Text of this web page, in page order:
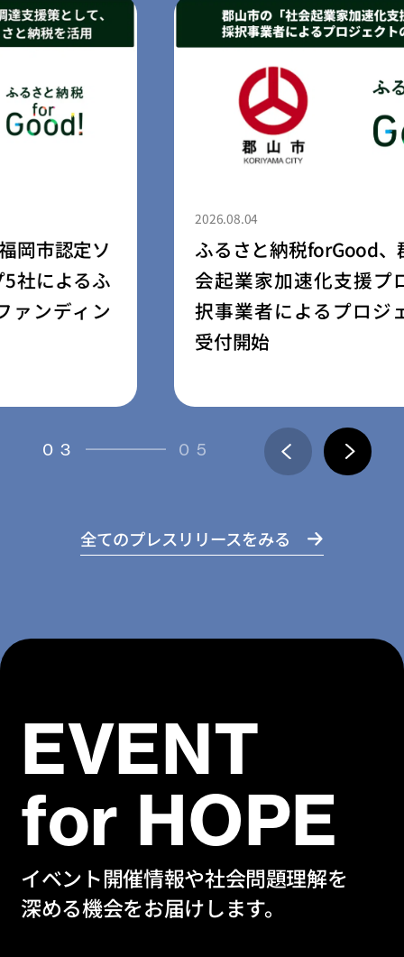
ふるさと納税forGood、郡山市の「社
会起業家加速化支援プログラム」採
択事業者によるプロジェクトの寄附
03 05
全てのプレスリリースをみる
EVENT
for HOPE
イベント開催情報や社会問題理解を
深める機会をお届けします。